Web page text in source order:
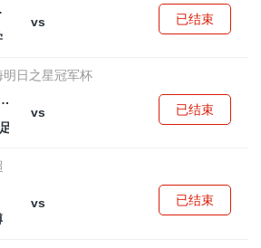
vs
已结束
明日之星冠军杯
毕尔巴鄂竞技U17
vs
U17
已结束
vs
已结束